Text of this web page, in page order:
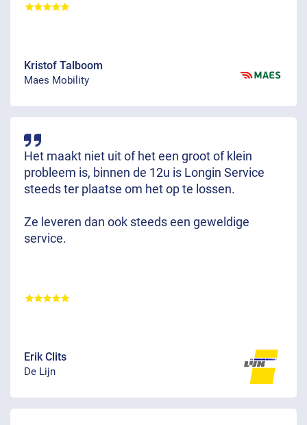
Kristof Talboom
Maes Mobility
Het maakt niet uit of het een groot of klein
probleem is, binnen de 12u is Longin Service
steeds ter plaatse om het op te lossen.
Ze leveren dan ook steeds een geweldige
service.
Erik Clits
De Lijn